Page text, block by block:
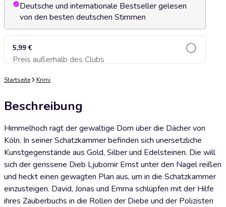
Deutsche und internationale Bestseller gelesen
von den besten deutschen Stimmen
5,99 €
Preis außerhalb des ClubsZum Warenkorb hinzufügen
Startseite Krimi
Beschreibung
Himmelhoch ragt der gewaltige Dom über die Dächer von
Köln. In seiner Schatzkammer befinden sich unersetzliche
Kunstgegenstände aus Gold, Silber und Edelsteinen. Die will
sich der gerissene Dieb Ljubomir Ernst unter den Nagel reißen
und heckt einen gewagten Plan aus, um in die Schatzkammer
einzusteigen. David, Jonas und Emma schlüpfen mit der Hilfe
ihres Zauberbuchs in die Rollen der Diebe und der Polizisten